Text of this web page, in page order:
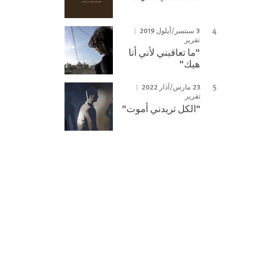
3 سبتمبر/أيلول 2019
تقرير
"ما تعاقبني لأني أنا
هيك"
23 مارس/آذار 2022
تقرير
"الكل تريدني أموت"